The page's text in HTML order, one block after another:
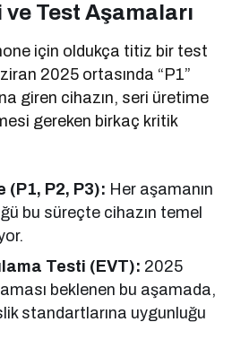
Test Aşamaları
için oldukça titiz bir test
2025 ortasında “P1”
giren cihazın, seri üretime
gereken birkaç kritik
(P1, P2, P3): Her aşamanın
bu süreçte cihazın temel
Testi (EVT): 2025
beklenen bu aşamada,
standartlarına uygunluğu